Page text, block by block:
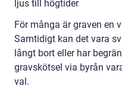
ljus till högtider
För många är graven en
Samtidigt kan det vara
långt bort eller har
gravskötsel via byrån
val.